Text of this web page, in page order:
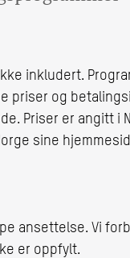
inkludert.
priser og
Priser er angitt i
sine
ansettelse. Vi
er oppfylt.